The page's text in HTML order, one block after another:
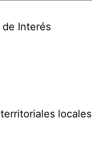
Interés
locales